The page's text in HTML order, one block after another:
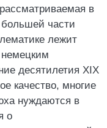
в
части
лежит
немецким
десятилетия XIX
качество, многие
нуждаются в
о